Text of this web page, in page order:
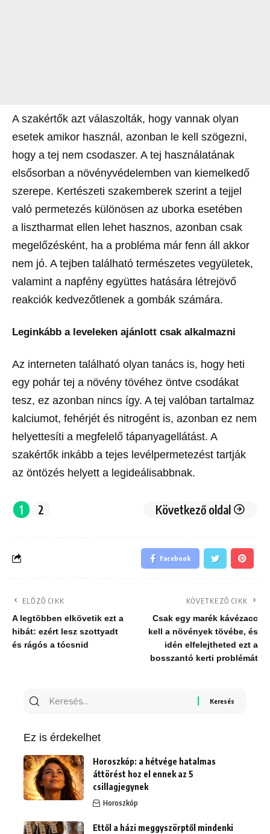
A szakértők azt válaszolták, hogy vannak olyan
esetek amikor használ, azonban le kell szögezni,
hogy a tej nem csodaszer. A tej használatának
elsősorban a növényvédelemben van kiemelkedő
szerepe. Kertészeti szakemberek szerint a tejjel
való permetezés különösen az uborka esetében
a lisztharmat ellen lehet hasznos, azonban csak
megelőzésként, ha a probléma már fenn áll akkor
nem jó. A tejben található természetes vegyületek,
valamint a napfény együttes hatására létrejövő
reakciók kedvezőtlenek a gombák számára.
Leginkább a leveleken ajánlott csak alkalmazni
Az interneten található olyan tanács is, hogy heti
egy pohár tej a növény tövéhez öntve csodákat
tesz, ez azonban nincs így. A tej valóban tartalmaz
kalciumot, fehérjét és nitrogént is, azonban ez nem
helyettesíti a megfelelő tápanyagellátást. A
szakértők inkább a tejes levélpermetezést tartják
az öntözés helyett a legideálisabbnak.
1 2 Következő oldal
Facebook
ELŐZŐ CIKK
A legtöbben elkövetik ezt a
hibát: ezért lesz szottyadt
és rágós a tócsnid
KÖVETKEZŐ CIKK
Csak egy marék kávézacc
kell a növények tövébe, és
idén elfelejtheted ezt a
bosszantó kerti problémát
Keresés
Ez is érdekelhet
Horoszkóp: a hétvége hatalmas
áttörést hoz el ennek az 5
csillagjegynek
Horoszkóp
Ettől a házi meggyszörptől mindenki